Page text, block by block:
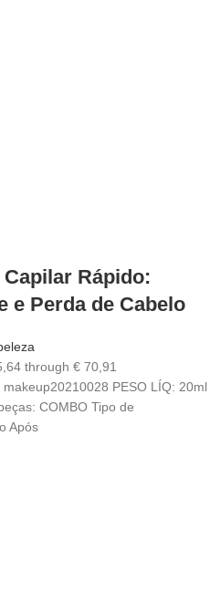
Rápido:
e Perda de Cabelo
through € 70,91
PESO LÍQ: 20ml
COMBO Tipo de
Após